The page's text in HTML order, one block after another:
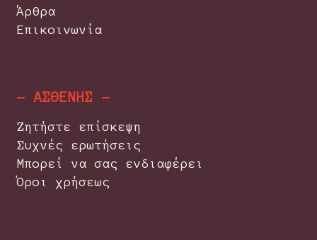
Άρθρα
Επικοινωνία
- ΑΣΘΕΝΗΣ -
Ζητήστε επίσκεψη
Συχνές ερωτήσεις
Μπορεί να σας ενδιαφέρει
Όροι χρήσεως